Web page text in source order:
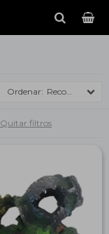
Recomendados
Quitar filtros